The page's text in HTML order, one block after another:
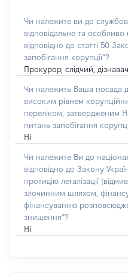
Чи належите ви до
відповідальне та особливо
відповідно до статті 50
запобігання корупції”?
Прокурор, слідчий, дізнавач
Чи належить Ваша посада
високим рівнем
переліком, затвердженим
питань запобігання
Ні
Чи належите Ви до
відповідно до Закону
протидію легалізації
злочинним шляхом,
фінансуванню
знищення”?
Ні